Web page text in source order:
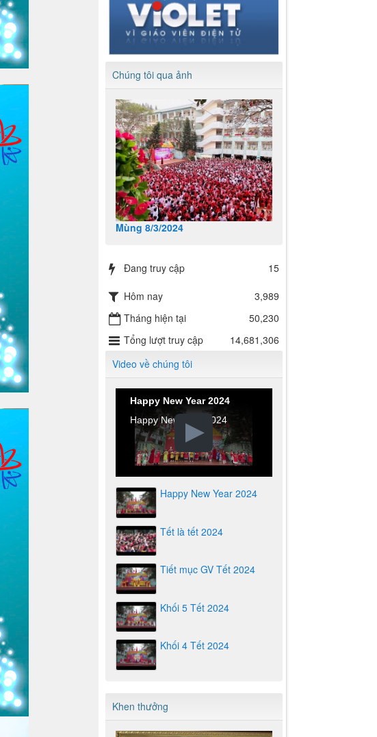
Chúng tôi qua ảnh
Mùng 8/3/2024
Đang truy cập 15
Hôm nay
3,989
Tháng hiện tại
50,230
Tổng lượt truy cập
14,681,306
Video về chúng tôi
Happy New Year 2024
Happy New Year 2024
Happy New Year 2024
Tết là tết 2024
Tiết mục GV Tết 2024
Khối 5 Tết 2024
Khối 4 Tết 2024
Khen thưởng